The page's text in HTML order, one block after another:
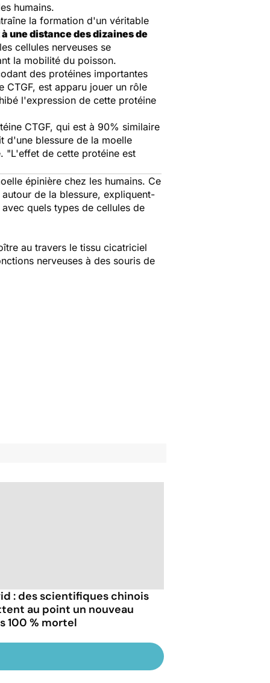
humains.
la formation d'un véritable
une distance des dizaines de
cellules nerveuses se
la mobilité du poisson.
des protéines importantes
CTGF, est apparu jouer un rôle
l'expression de cette protéine
CTGF, qui est à 90% similaire
d'une blessure de la moelle
"L'effet de cette protéine est
épinière chez les humains. Ce
de la blessure, expliquent-
quels types de cellules de
au travers le tissu cicatriciel
nerveuses à des souris de
: des scientifiques chinois
au point un nouveau
100 % mortel